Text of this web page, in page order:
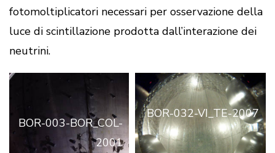
fotomoltiplicatori necessari per osservazione della
luce di scintillazione prodotta dall’interazione dei
neutrini.
BOR-003-BOR_COL-
2001
BOR-032-VI_TE-2007